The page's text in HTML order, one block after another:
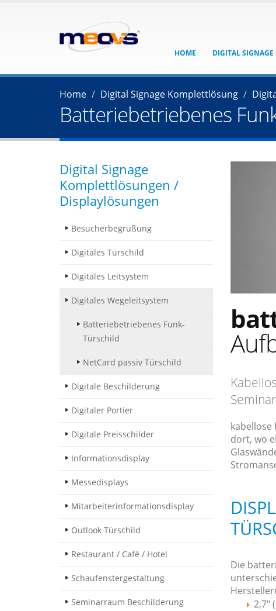
HOME DIGITAL SIGNAGE
Home Digital Signage Komplettlösung
Batteriebetriebenes
Digital Signage
Komplettlösungen /
Displaylösungen
Besucherbegrüßung
Digitales Türschild
Digitales Leitsystem
Digitales Wegeleitsystem
Batteriebetriebenes Funk-
Türschild
NetCard passiv Türschild
Digitale Beschilderung
Digitaler Portier
Digitale Preisschilder
Informationsdisplay
Messedisplays
Mitarbeiterinformationsdisplay
Outlook Türschild
Restaurant / Café / Hotel
Schaufenstergestaltung
Seminarraum Beschilderung
dort, wo
Die
2,7"